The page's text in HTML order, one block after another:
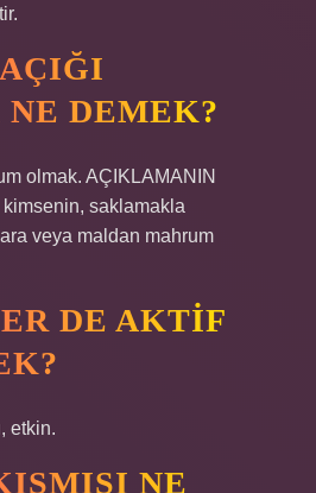
DEMEK?
olmak. AÇIKLAMANIN
saklamakla
veya maldan mahrum
DE AKTIF
etkin.
NE